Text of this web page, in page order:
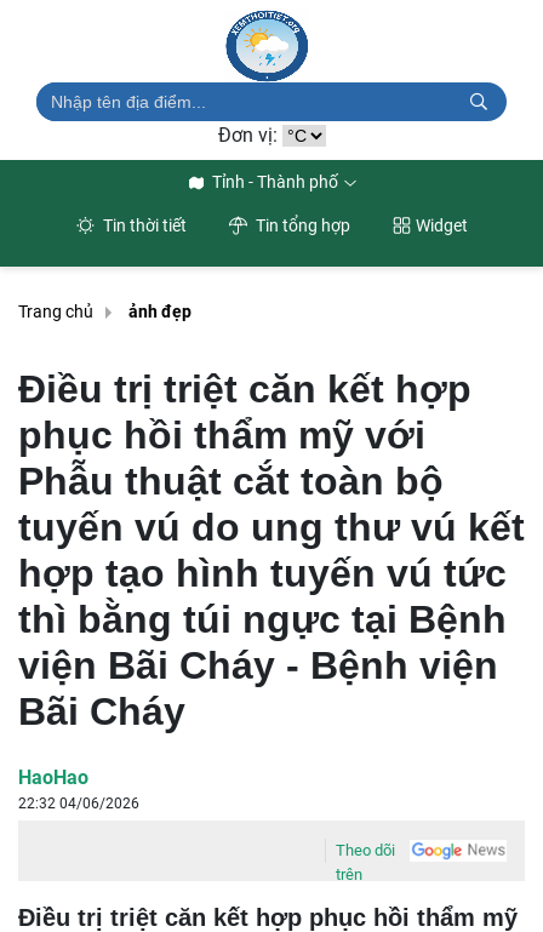
Đơn vị:
Tỉnh - Thành phố
Tin thời tiết Tin tổng hợp Widget
Trang chủ ảnh đẹp
Điều trị triệt căn kết hợp
phục hồi thẩm mỹ với
Phẫu thuật cắt toàn bộ
tuyến vú do ung thư vú kết
hợp tạo hình tuyến vú tức
thì bằng túi ngực tại Bệnh
viện Bãi Cháy - Bệnh viện
Bãi Cháy
HaoHao
22:32 04/06/2026
Theo dõi
trên
Điều trị triệt căn kết hợp phục hồi thẩm mỹ